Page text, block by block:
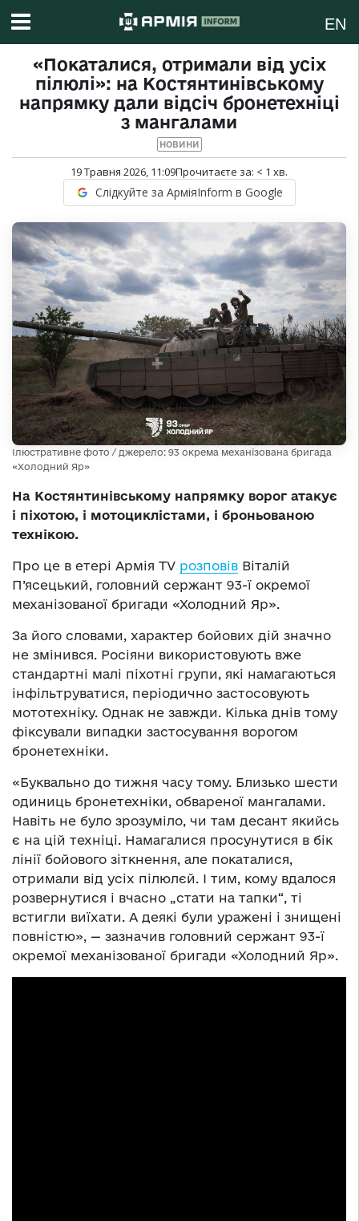
EN
«Покаталися, отримали від усіх
пілюлі»: на Костянтинівському
напрямку дали відсіч бронетехніці
з мангалами
НОВИНИ
19 Травня 2026, 11:09Прочитаєте за: < 1 хв.
Слідкуйте за АрміяInform в Google
Ілюстративне фото / джерело: 93 окрема механізована бригада
«Холодний Яр»
На Костянтинівському напрямку ворог атакує
і піхотою, і мотоциклістами, і броньованою
технікою.
Про це в етері Армія TV розповів Віталій
П’ясецький, головний сержант 93-ї окремої
механізованої бригади «Холодний Яр».
За його словами, характер бойових дій значно
не змінився. Росіяни використовують вже
стандартні малі піхотні групи, які намагаються
інфільтруватися, періодично застосовують
мототехніку. Однак не завжди. Кілька днів тому
фіксували випадки застосування ворогом
бронетехніки.
«Буквально до тижня часу тому. Близько шести
одиниць бронетехніки, обвареної мангалами.
Навіть не було зрозуміло, чи там десант якийсь
є на цій техніці. Намагалися просунутися в бік
лінії бойового зіткнення, але покаталися,
отримали від усіх пілюлєй. І тим, кому вдалося
розвернутися і вчасно „стати на тапки“, ті
встигли виїхати. А деякі були уражені і знищені
повністю», — зазначив головний сержант 93-ї
окремої механізованої бригади «Холодний Яр».